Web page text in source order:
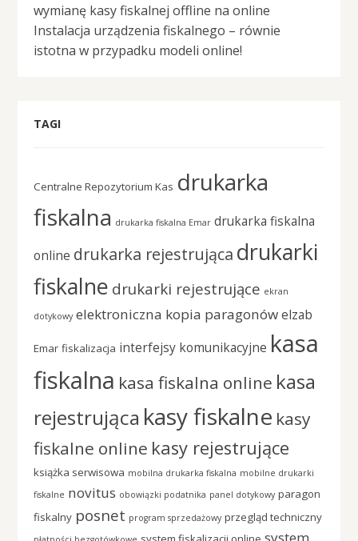
wymianę kasy fiskalnej offline na online
Instalacja urządzenia fiskalnego – równie
istotna w przypadku modeli online!
TAGI
Centralne Repozytorium Kas drukarka
fiskalna drukarka fiskalna Emar drukarka fiskalna
online drukarka rejestrująca drukarki
fiskalne drukarki rejestrujące ekran
dotykowy elektroniczna kopia paragonów elzab
Emar fiskalizacja interfejsy komunikacyjne kasa
fiskalna kasa fiskalna online kasa
rejestrująca kasy fiskalne kasy
fiskalne online kasy rejestrujące
książka serwisowa mobilna drukarka fiskalna mobilne drukarki
fiskalne novitus obowiązki podatnika panel dotykowy paragon
fiskalny posnet program sprzedażowy przegląd techniczny
system